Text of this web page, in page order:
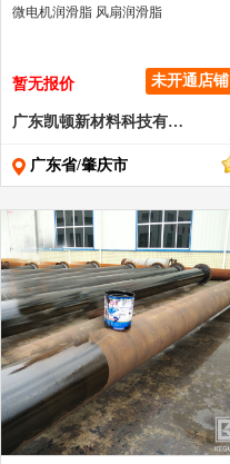
微电机润滑脂 风扇润滑脂
暂无报价 未开通店铺
广东凯顿新材料科技有限公司
广东省/肇庆市